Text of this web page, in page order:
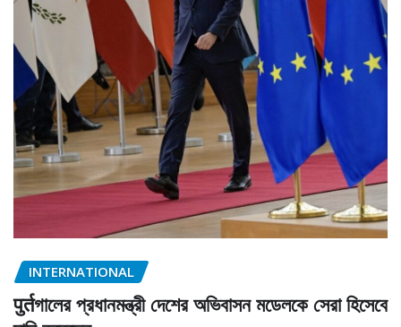
INTERNATIONAL
पुर्तগালের প্রধানমন্ত্রী দেশের অভিবাসন মডেলকে সেরা হিসেবে